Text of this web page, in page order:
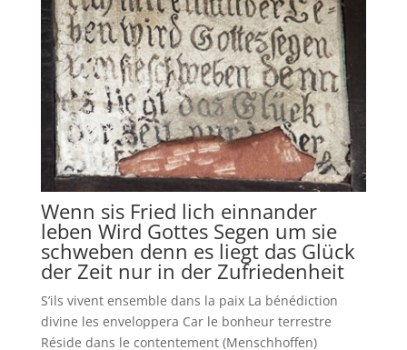
Wenn sis Fried lich einnander
leben Wird Gottes Segen um sie
schweben denn es liegt das Glück
der Zeit nur in der Zufriedenheit
S’ils vivent ensemble dans la paix La bénédiction
divine les enveloppera Car le bonheur terrestre
Réside dans le contentement (Menschhoffen)